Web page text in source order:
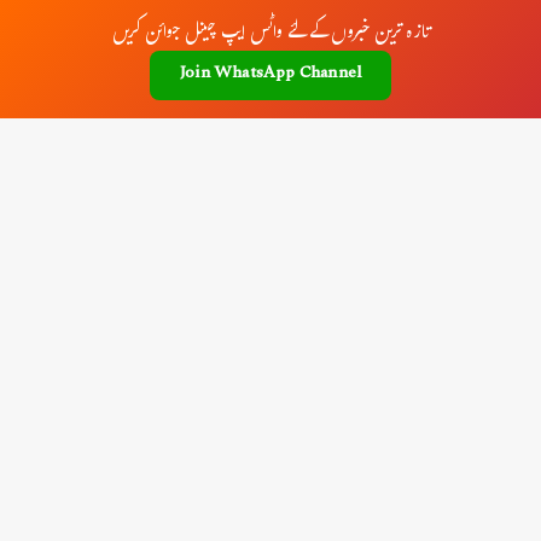
تازہ ترین خبروں کے لئے واٹس ایپ چینل جوائن کریں
Join WhatsApp Channel